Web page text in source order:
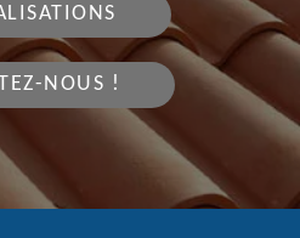
NOUS !